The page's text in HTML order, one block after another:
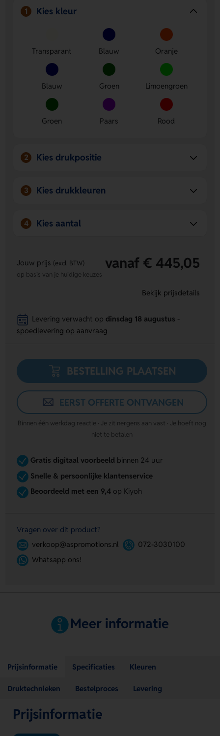
Voorzijde te bedrukken
Laat er eenvoudig een logo,
naam of eigen ontwerp op zetten.
Fijn in gebruik en makkelijk mee te
Keuze uit meerdere kleurenKies de uitvoering die past
bij jouw stijl of merk.
1 Kies kleur
Transparant Blauw Oranje
Blauw Groen Limoengroen
Groen Paars Rood
2 Kies drukpositie
3 Kies drukkleuren
4 Kies aantal
Jouw prijs (excl. BTW) vanaf € 445,05
op basis van je huidige keuzes
Bekijk prijsdetails
Levering verwacht op dinsdag 18 augustus
spoedlevering op aanvraag
BESTELLING PLAATSEN
EERST OFFERTE ONTVANGEN
Binnen één werkdag reactie · Je zit nergens aan vast · Je hoeft nog
niet te betalen
Gratis digitaal voorbeeld binnen 24 uur
Snelle & persoonlijke klantenservice
Beoordeeld met een 9,4op Kiyoh
Vragen over dit product?
verkoop@aspromotions.nl
072-3030100
Whatsapp ons!
Meer informatie
Prijsinformatie Specificaties Kleuren
Druktechnieken Bestelproces Levering
Prijsinformatie